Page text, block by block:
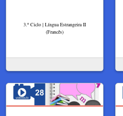
3.º Ciclo | Língua Estrangeira II
(Francês)